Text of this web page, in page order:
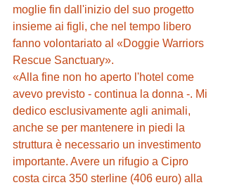
moglie fin dall'inizio del suo progetto
insieme ai figli, che nel tempo libero
fanno volontariato al «Doggie Warriors
Rescue Sanctuary».
«Alla fine non ho aperto l'hotel come
avevo previsto - continua la donna -. Mi
dedico esclusivamente agli animali,
anche se per mantenere in piedi la
struttura è necessario un investimento
importante. Avere un rifugio a Cipro
costa circa 350 sterline (406 euro) alla